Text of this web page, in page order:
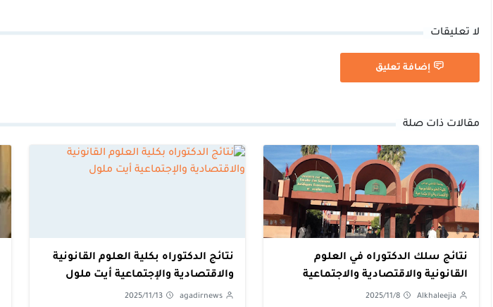
لا تعليقات
إضافة تعليق
مقالات ذات صلة
نتائج سلك الدكتوراه في العلوم
القانونية والاقتصادية والاجتماعية
والتدبير بجامعة القاضي عياض
Alkhaleejia
2025/11/8
نتائج الدكتوراه بكلية العلوم القانونية
والاقتصادية والإجتماعية أيت ملول
agadirnews
2025/11/13